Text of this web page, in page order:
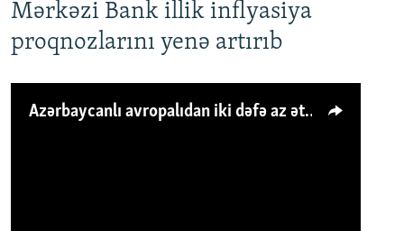
Mərkəzi Bank illik inflyasiya
proqnozlarını yenə artırıb
Azərbaycanlı avropalıdan iki dəfə az ət yeyir, amma... 'Qiymət artımı qaçılmazdır'